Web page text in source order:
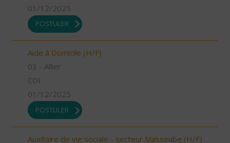
01/12/2025
POSTULER
Aide à Domicile (H/F)
03 - Allier
CDI
01/12/2025
POSTULER
Auxiliaire de vie sociale - secteur Masseube (H/F)